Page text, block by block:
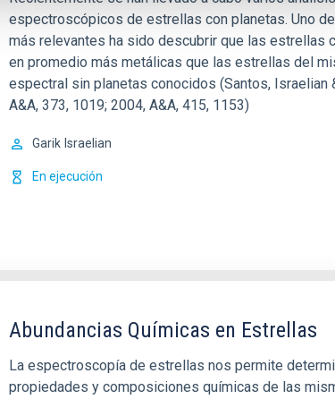
espectroscópicos de estrellas con planetas. Uno
más relevantes ha sido descubrir que las estrellas
en promedio más metálicas que las estrellas del
espectral sin planetas conocidos (Santos, Israelian
A&A, 373, 1019; 2004, A&A, 415, 1153)
Garik Israelian
En ejecución
Abundancias Químicas en Estrellas
La espectroscopía de estrellas nos permite
propiedades y composiciones químicas de las